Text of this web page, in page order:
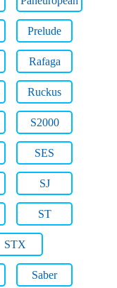
Prelude
Rafaga
Ruckus
S2000
SES
SJ
ST
STX
Saber